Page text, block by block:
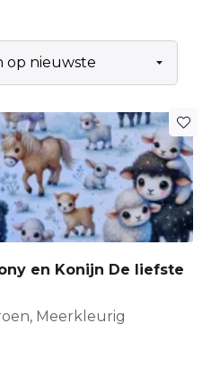
en Konijn De liefste
Meerkleurig